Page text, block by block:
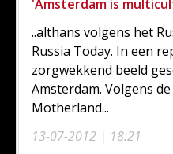
'Amsterdam is
13-07-2012 | 18:21
..althans volgens het
Russia Today. In een
zorgwekkend beeld
Amsterdam. Volgens
Motherland...